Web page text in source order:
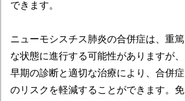
できます。
ニューモシスチス肺炎の合併症は、重篤
な状態に進行する可能性がありますが、
早期の診断と適切な治療により、合併症
のリスクを軽減することができます。免